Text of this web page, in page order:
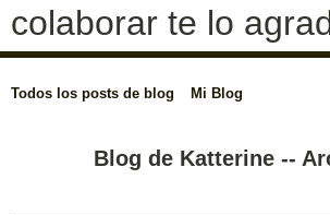
colaborar te lo
Todos los posts de blog Mi Blog
Blog de Katterine --